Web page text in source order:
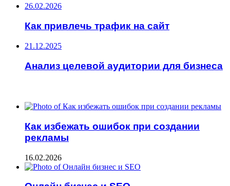
26.02.2026
Как привлечь трафик на сайт
21.12.2025
Анализ целевой аудитории для бизнеса
Как избежать ошибок при создании
рекламы
16.02.2026